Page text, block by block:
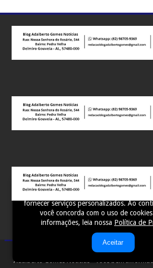
Este site utiliza cookies para melhorar
fornecer serviços personalizados. Ao
você concorda com o uso de
informações, leia nossa Política de
Aceitar
Adalberto Gomes Notícias - Você bem